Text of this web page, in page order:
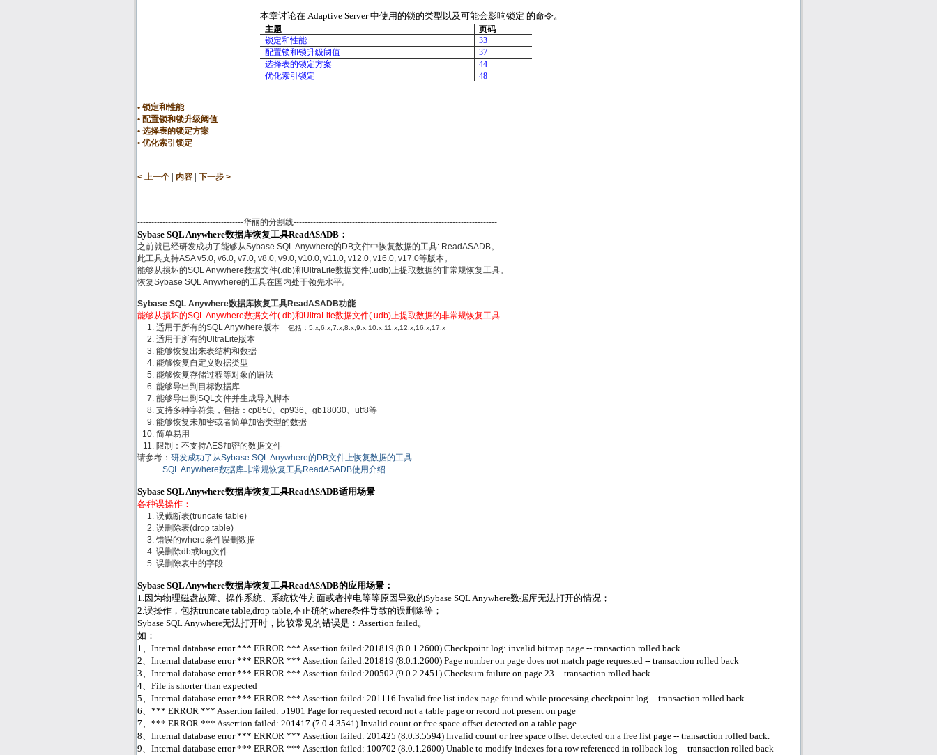
本章讨论在 Adaptive Server中使用的锁的类型以及可能会影响锁定 的命令。
主题
页码
锁定和性能
33
配置锁和锁升级阈值
37
选择表的锁定方案
44
优化索引锁定
48
锁定和性能
配置锁和锁升级阈值
选择表的锁定方案
优化索引锁定
< 上一个 | 内容 | 下一步 >
--------------------------------------华丽的分割线-------------------------------------------------------------------------
Sybase SQL Anywhere数据库恢复工具ReadASADB：
之前就已经研发成功了能够从Sybase SQL Anywhere的DB文件中恢复数据的工具: ReadASADB。
此工具支持ASA v5.0, v6.0, v7.0, v8.0, v9.0, v10.0, v11.0, v12.0, v16.0, v17.0等版本。
能够从损坏的SQL Anywhere数据文件(.db)和UltraLite数据文件(.udb)上提取数据的非常规恢复工具。
恢复Sybase SQL Anywhere的工具在国内处于领先水平。
Sybase SQL Anywhere数据库恢复工具ReadASADB功能
能够从损坏的SQL Anywhere数据文件(.db)和UltraLite数据文件(.udb)上提取数据的非常规恢复工具
适用于所有的SQL Anywhere版本
包括：5.x,6.x,7.x,8.x,9.x,10.x,11.x,12.x,16.x,17.x
适用于所有的UltraLite版本
能够恢复出来表结构和数据
能够恢复自定义数据类型
能够恢复存储过程等对象的语法
能够导出到目标数据库
能够导出到SQL文件并生成导入脚本
支持多种字符集，包括：cp850、cp936、gb18030、utf8等
能够恢复未加密或者简单加密类型的数据
简单易用
限制：不支持AES加密的数据文件
请参考： 研发成功了从Sybase SQL Anywhere的DB文件上恢复数据的工具
SQL Anywhere数据库非常规恢复工具ReadASADB使用介绍
Sybase SQL Anywhere数据库恢复工具ReadASADB适用场景
各种误操作：
误截断表(truncate table)
误删除表(drop table)
错误的where条件误删数据
误删除db或log文件
误删除表中的字段
Sybase SQL Anywhere数据库恢复工具ReadASADB的应用场景：
1.因为物理磁盘故障、操作系统、系统软件方面或者掉电等等原因导致的Sybase SQL Anywhere数据库无法打开的情况；
2.误操作，包括truncate table,drop table,不正确的where条件导致的误删除等；
Sybase SQL Anywhere无法打开时，比较常见的错误是：Assertion failed。
如：
1、Internal database error *** ERROR *** Assertion failed:201819 (8.0.1.2600) Checkpoint log: invalid bitmap page -- transaction rolled back
2、Internal database error *** ERROR *** Assertion failed:201819 (8.0.1.2600) Page number on page does not match page requested -- transaction rolled back
3、Internal database error *** ERROR *** Assertion failed:200502 (9.0.2.2451) Checksum failure on page 23 -- transaction rolled back
4、File is shorter than expected
5、Internal database error *** ERROR *** Assertion failed: 201116 Invalid free list index page found while processing checkpoint log -- transaction rolled back
6、*** ERROR *** Assertion failed: 51901 Page for requested record not a table page or record not present on page
7、*** ERROR *** Assertion failed: 201417 (7.0.4.3541) Invalid count or free space offset detected on a table page
8、Internal database error *** ERROR *** Assertion failed: 201425 (8.0.3.5594) Invalid count or free space offset detected on a free list page -- transaction rolled back.
9、Internal database error *** ERROR *** Assertion failed: 100702 (8.0.1.2600) Unable to modify indexes for a row referenced in rollback log -- transaction rolled back